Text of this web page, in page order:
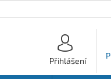
Přihlášení